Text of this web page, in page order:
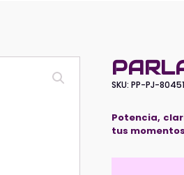
SKU:PP-PJ-
Potencia,
tus